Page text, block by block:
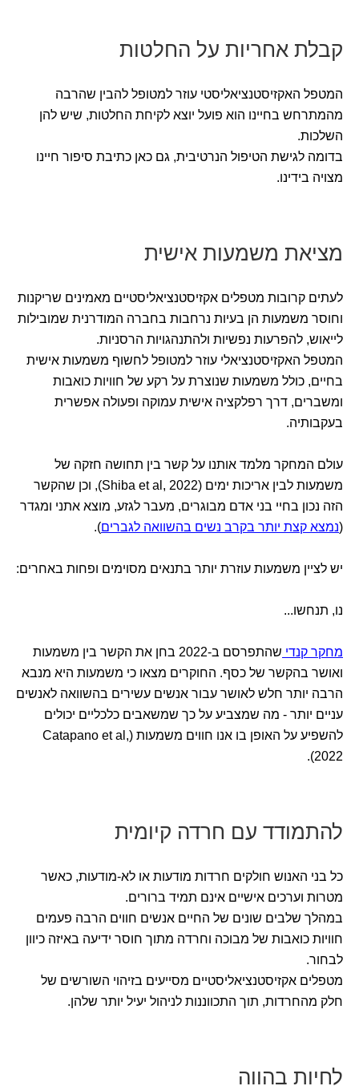
קבלת אחריות על החלטות
המטפל האקזיסטנציאליסטי עוזר למטופל להבין שהרבה
מהמתרחש בחיינו הוא פועל יוצא לקיחת החלטות, שיש להן
השלכות.
בדומה לגישת הטיפול הנרטיבית, גם כאן כתיבת סיפור חיינו
מצויה בידינו.
מציאת משמעות אישית
לעתים קרובות מטפלים אקזיסטנציאליסטיים מאמינים שריקנות
וחוסר משמעות הן בעיות נרחבות בחברה המודרנית שמובילות
לייאוש, להפרעות נפשיות ולהתנהגויות הרסניות.
המטפל האקזיסטנציאלי עוזר למטופל לחשוף משמעות אישית
בחיים, כולל משמעות שנוצרת על רקע של חוויות כואבות
ומשברים, דרך רפלקציה אישית עמוקה ופעולה אפשרית
בעקבותיה.
עולם המחקר מלמד אותנו על קשר בין תחושה חזקה של
משמעות לבין אריכות ימים (Shiba et al, 2022), וכן שהקשר
הזה נכון בחיי בני אדם מבוגרים, מעבר לגזע, מוצא אתני ומגדר
(נמצא קצת יותר בקרב נשים בהשוואה לגברים).
יש לציין משמעות עוזרת יותר בתנאים מסוימים ופחות באחרים:
נו, תנחשו...
מחקר קנדי
שהתפרסם ב-2022 בחן את הקשר בין משמעות
ואושר בהקשר של כסף. החוקרים מצאו כי משמעות היא מנבא
הרבה יותר חלש לאושר עבור אנשים עשירים בהשוואה לאנשים
עניים יותר - מה שמצביע על כך שמשאבים כלכליים יכולים
להשפיע על האופן בו אנו חווים משמעות (Catapano et al,
2022).
להתמודד עם חרדה קיומית
כל בני האנוש חולקים חרדות מודעות או לא-מודעות, כאשר
מטרות וערכים אישיים אינם תמיד ברורים.
במהלך שלבים שונים של החיים אנשים חווים הרבה פעמים
חוויות כואבות של מבוכה וחרדה מתוך חוסר ידיעה באיזה כיוון
לבחור.
מטפלים אקזיסטנציאליסטיים מסייעים בזיהוי השורשים של
חלק מהחרדות, תוך התכווננות לניהול יעיל יותר שלהן.
לחיות בהווה